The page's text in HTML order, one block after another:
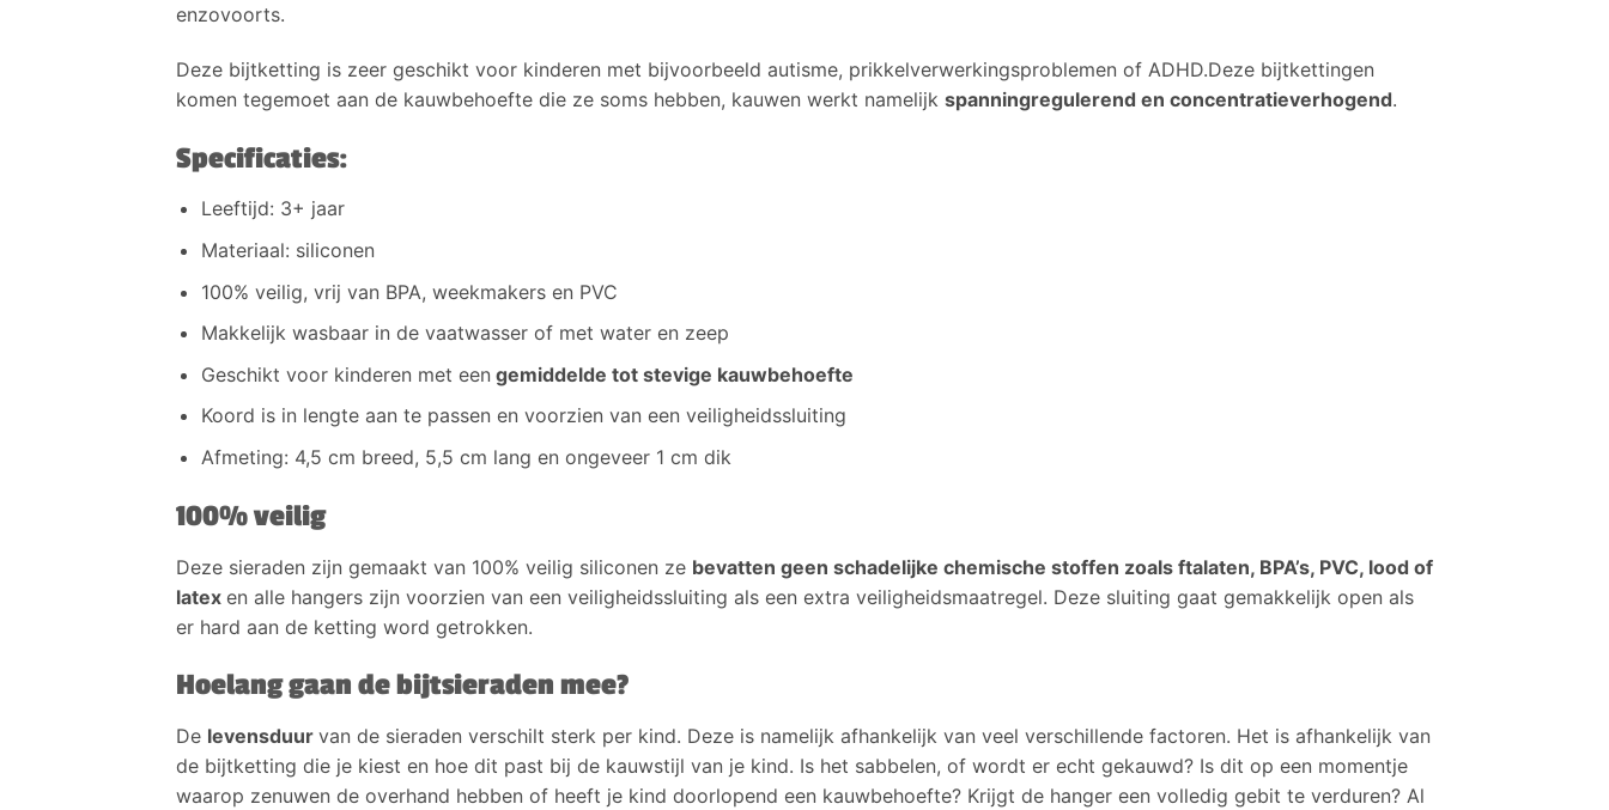
enzovoorts.
Deze bijtketting is zeer geschikt voor kinderen met bijvoorbeeld autisme, prikkelverwerkingsproblemen of ADHD.Deze bijtkettingen
komen tegemoet aan de kauwbehoefte die ze soms hebben, kauwen werkt namelijk spanningregulerend en concentratieverhogend.
Specificaties:
Leeftijd: 3+ jaar
Materiaal: siliconen
100% veilig, vrij van BPA, weekmakers en PVC
Makkelijk wasbaar in de vaatwasser of met water en zeep
Geschikt voor kinderen met een gemiddelde tot stevige kauwbehoefte
Koord is in lengte aan te passen en voorzien van een veiligheidssluiting
Afmeting: 4,5 cm breed, 5,5 cm lang en ongeveer 1 cm dik
100% veilig
Deze sieraden zijn gemaakt van 100% veilig siliconen ze bevatten geen schadelijke chemische stoffen zoals ftalaten, BPA’s, PVC, lood of
latex en alle hangers zijn voorzien van een veiligheidssluiting als een extra veiligheidsmaatregel. Deze sluiting gaat gemakkelijk open als
er hard aan de ketting word getrokken.
Hoelang gaan de bijtsieraden mee?
De levensduur van de sieraden verschilt sterk per kind. Deze is namelijk afhankelijk van veel verschillende factoren. Het is afhankelijk van
de bijtketting die je kiest en hoe dit past bij de kauwstijl van je kind. Is het sabbelen, of wordt er echt gekauwd? Is dit op een momentje
waarop zenuwen de overhand hebben of heeft je kind doorlopend een kauwbehoefte? Krijgt de hanger een volledig gebit te verduren? Al